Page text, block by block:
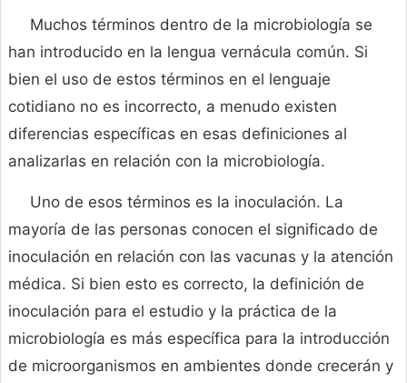
Muchos términos dentro de la microbiología se
han introducido en la lengua vernácula común. Si
bien el uso de estos términos en el lenguaje
cotidiano no es incorrecto, a menudo existen
diferencias específicas en esas definiciones al
analizarlas en relación con la microbiología.
Uno de esos términos es la inoculación. La
mayoría de las personas conocen el significado de
inoculación en relación con las vacunas y la atención
médica. Si bien esto es correcto, la definición de
inoculación para el estudio y la práctica de la
microbiología es más específica para la introducción
de microorganismos en ambientes donde crecerán y